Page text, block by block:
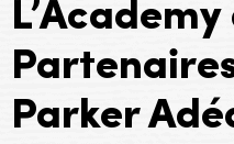
L’Academy
Parker